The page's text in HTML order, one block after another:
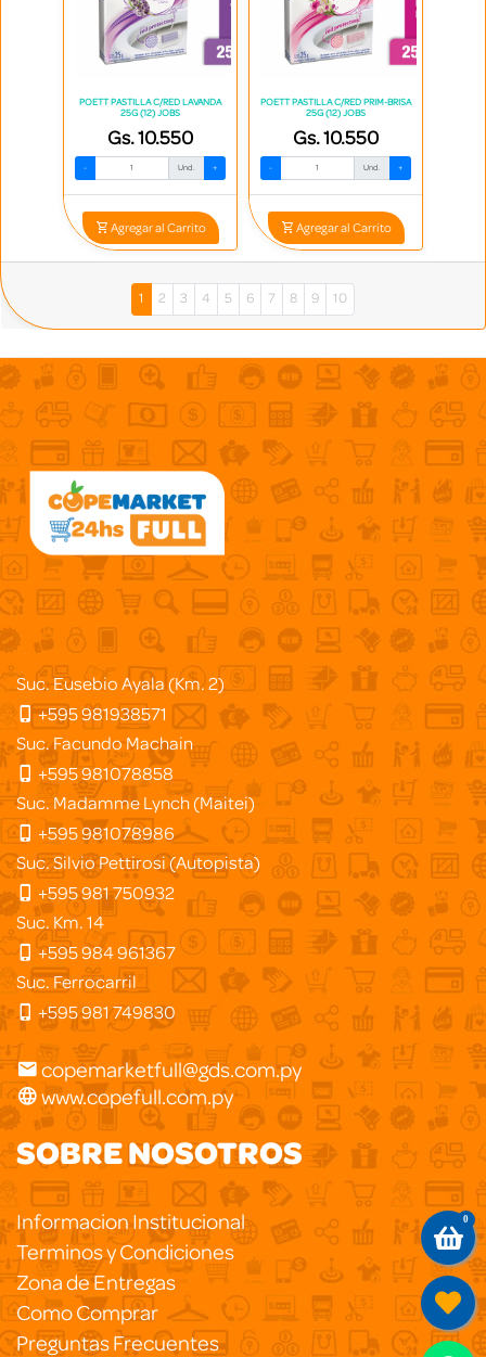
POETT PASTILLA C/RED LAVANDA
25G (12) JOBS
Gs. 10.550
- Und. +
Agregar al Carrito
POETT PASTILLA C/RED PRIM-BRISA
25G (12) JOBS
Gs. 10.550
- Und. +
Agregar al Carrito
1 2 3 4 5 6 7 8 9 10
Suc. Eusebio Ayala (Km. 2)
+595 981938571
Suc. Facundo Machain
+595 981078858
Suc. Madamme Lynch (Maitei)
+595 981078986
Suc. Silvio Pettirosi (Autopista)
+595 981 750932
Suc. Km. 14
+595 984 961367
Suc. Ferrocarril
+595 981 749830
copemarketfull@gds.com.py
www.copefull.com.py
SOBRE NOSOTROS
Informacion Institucional
Terminos y Condiciones
Zona de Entregas
Como Comprar
Preguntas Frecuentes
0